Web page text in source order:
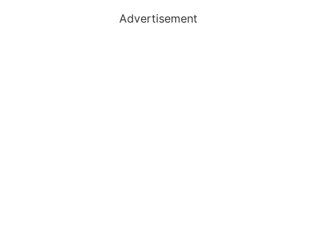
Advertisement